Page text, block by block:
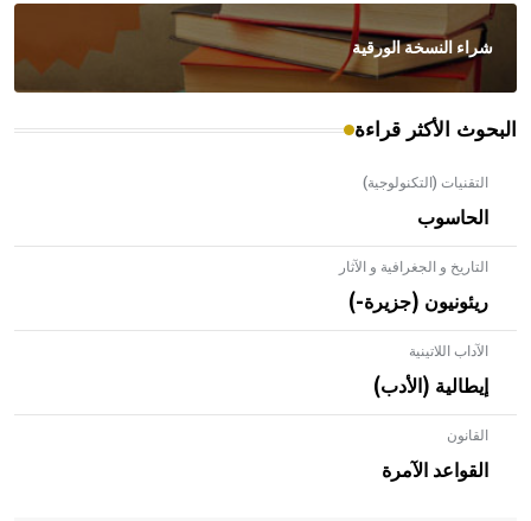
شراء النسخة الورقية
البحوث الأكثر قراءة
التقنيات (التكنولوجية)
الحاسوب
التاريخ و الجغرافية و الآثار
ريئونيون (جزيرة-)
الآداب اللاتينية
إيطالية (الأدب)
القانون
القواعد الآمرة
- هل تعلم أن الأبلق نوع من الفنون الهندسية التي ارتبطت
بالعمارة الإسلامية في بلاد الشام ومصر خاصة، حيث يحرص
المعمار على بناء مداميكه وخاصة في الواجهات